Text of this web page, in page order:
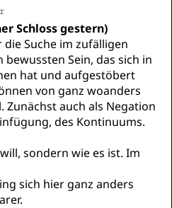
Schloss gestern)
Suche im zufälligen
Sein, das sich in
hat und aufgestöbert
von ganz woanders
Zunächst auch als Negation
des Kontinuums.
sondern wie es ist. Im
sich hier ganz anders